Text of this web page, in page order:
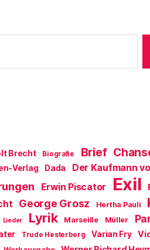
Brecht Biografie Brief
Verlag Dada Der Kaufmann
Erwin Piscator Exil
George Grosz Hertha Pauli
Lieder Lyrik Marseille Müller
Trude Hesterberg Varian Fry